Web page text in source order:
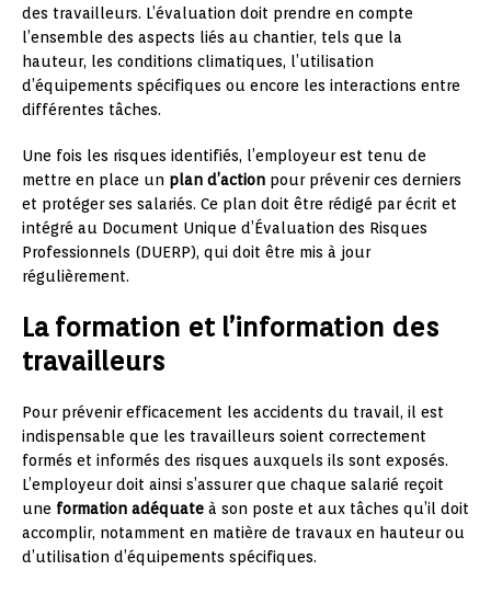
des travailleurs. L’évaluation doit prendre en compte
l’ensemble des aspects liés au chantier, tels que la
hauteur, les conditions climatiques, l’utilisation
d’équipements spécifiques ou encore les interactions entre
différentes tâches.
Une fois les risques identifiés, l’employeur est tenu de
mettre en place un plan d’action pour prévenir ces derniers
et protéger ses salariés. Ce plan doit être rédigé par écrit et
intégré au Document Unique d’Évaluation des Risques
Professionnels (DUERP), qui doit être mis à jour
régulièrement.
La formation et l’information des
travailleurs
Pour prévenir efficacement les accidents du travail, il est
indispensable que les travailleurs soient correctement
formés et informés des risques auxquels ils sont exposés.
L’employeur doit ainsi s’assurer que chaque salarié reçoit
une formation adéquate à son poste et aux tâches qu’il doit
accomplir, notamment en matière de travaux en hauteur ou
d’utilisation d’équipements spécifiques.